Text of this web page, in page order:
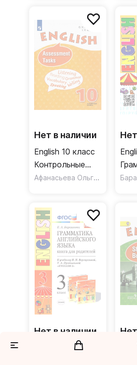
Нет в наличии
English 10 класс
Контрольные
задания
Афанасьева Ольга Васильевна
х
др.
Нет в наличии
English 3 класс